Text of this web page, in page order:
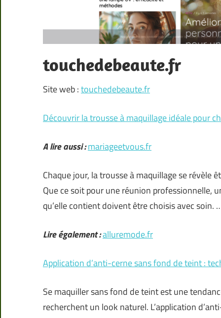
touchedebeaute.fr
Site web :touchedebeaute.fr
Découvrir la trousse à maquillage idéale pour
A lire aussi :mariageetvous.fr
Chaque jour, la trousse à maquillage se révèle
Que ce soit pour une réunion professionnelle,
qu’elle contient doivent être choisis avec soin.
Lire également :alluremode.fr
Application d’anti-cerne sans fond de teint :
Se maquiller sans fond de teint est une
recherchent un look naturel. L’application